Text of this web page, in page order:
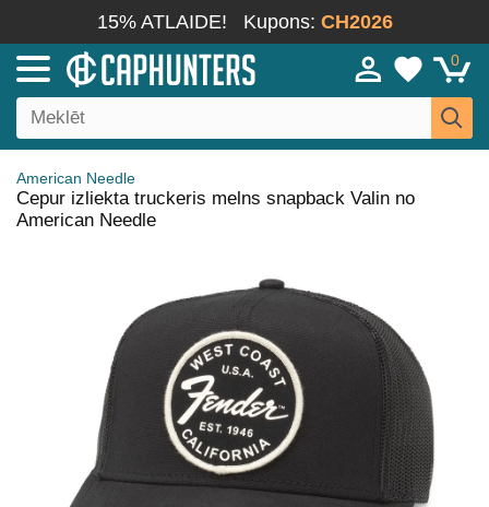
15% ATLAIDE! Kupons: CH2026
0
American Needle
Cepur izliekta truckeris melns snapback Valin no
American Needle